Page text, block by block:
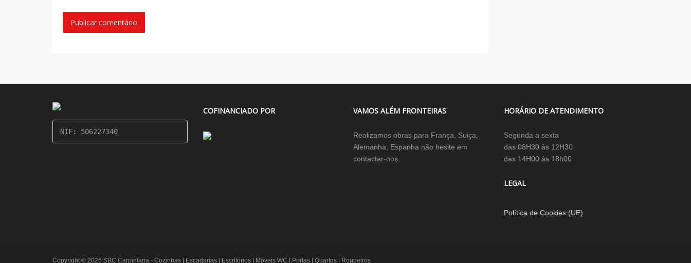
NIF: 506227340
COFINANCIADO POR VAMOS ALÉM FRONTEIRAS
Realizamos obras para França, Suiça,
Alemanha, Espanha não hesite em
contactar-nos.
HORÁRIO DE ATENDIMENTO
Segunda a sexta
das 08H30 às 12H30
das 14H00 às 18h00
LEGAL
Política de Cookies (UE)
Copyright © 2026 SBC Carpintaria - Cozinhas | Escadarias | Escritórios | Móveis WC | Portas | Quartos | Roupeiros